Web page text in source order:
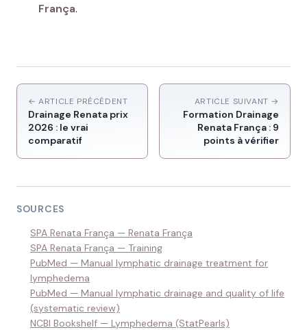
França.
← ARTICLE PRÉCÉDENT
Drainage Renata prix
2026 : le vrai
comparatif
ARTICLE SUIVANT →
Formation Drainage
Renata França : 9
points à vérifier
SOURCES
SPA Renata França — Renata França
SPA Renata França — Training
PubMed — Manual lymphatic drainage treatment for
lymphedema
PubMed — Manual lymphatic drainage and quality of life
(systematic review)
NCBI Bookshelf — Lymphedema (StatPearls)